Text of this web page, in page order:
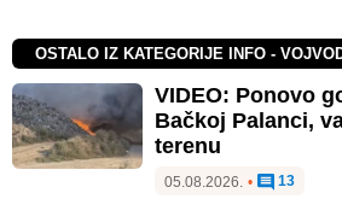
OSTALO IZ KATEGORIJE INFO -
VIDEO: Ponovo
Bačkoj Palanci,
terenu
05.08.2026. • 13